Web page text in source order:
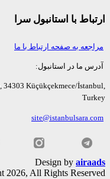
با استانبول سرا
به صفحه ارتباط با ما
ما در استانبول:
No:5, 34303 Küçükçekmece/
Design by
2026, All Rights